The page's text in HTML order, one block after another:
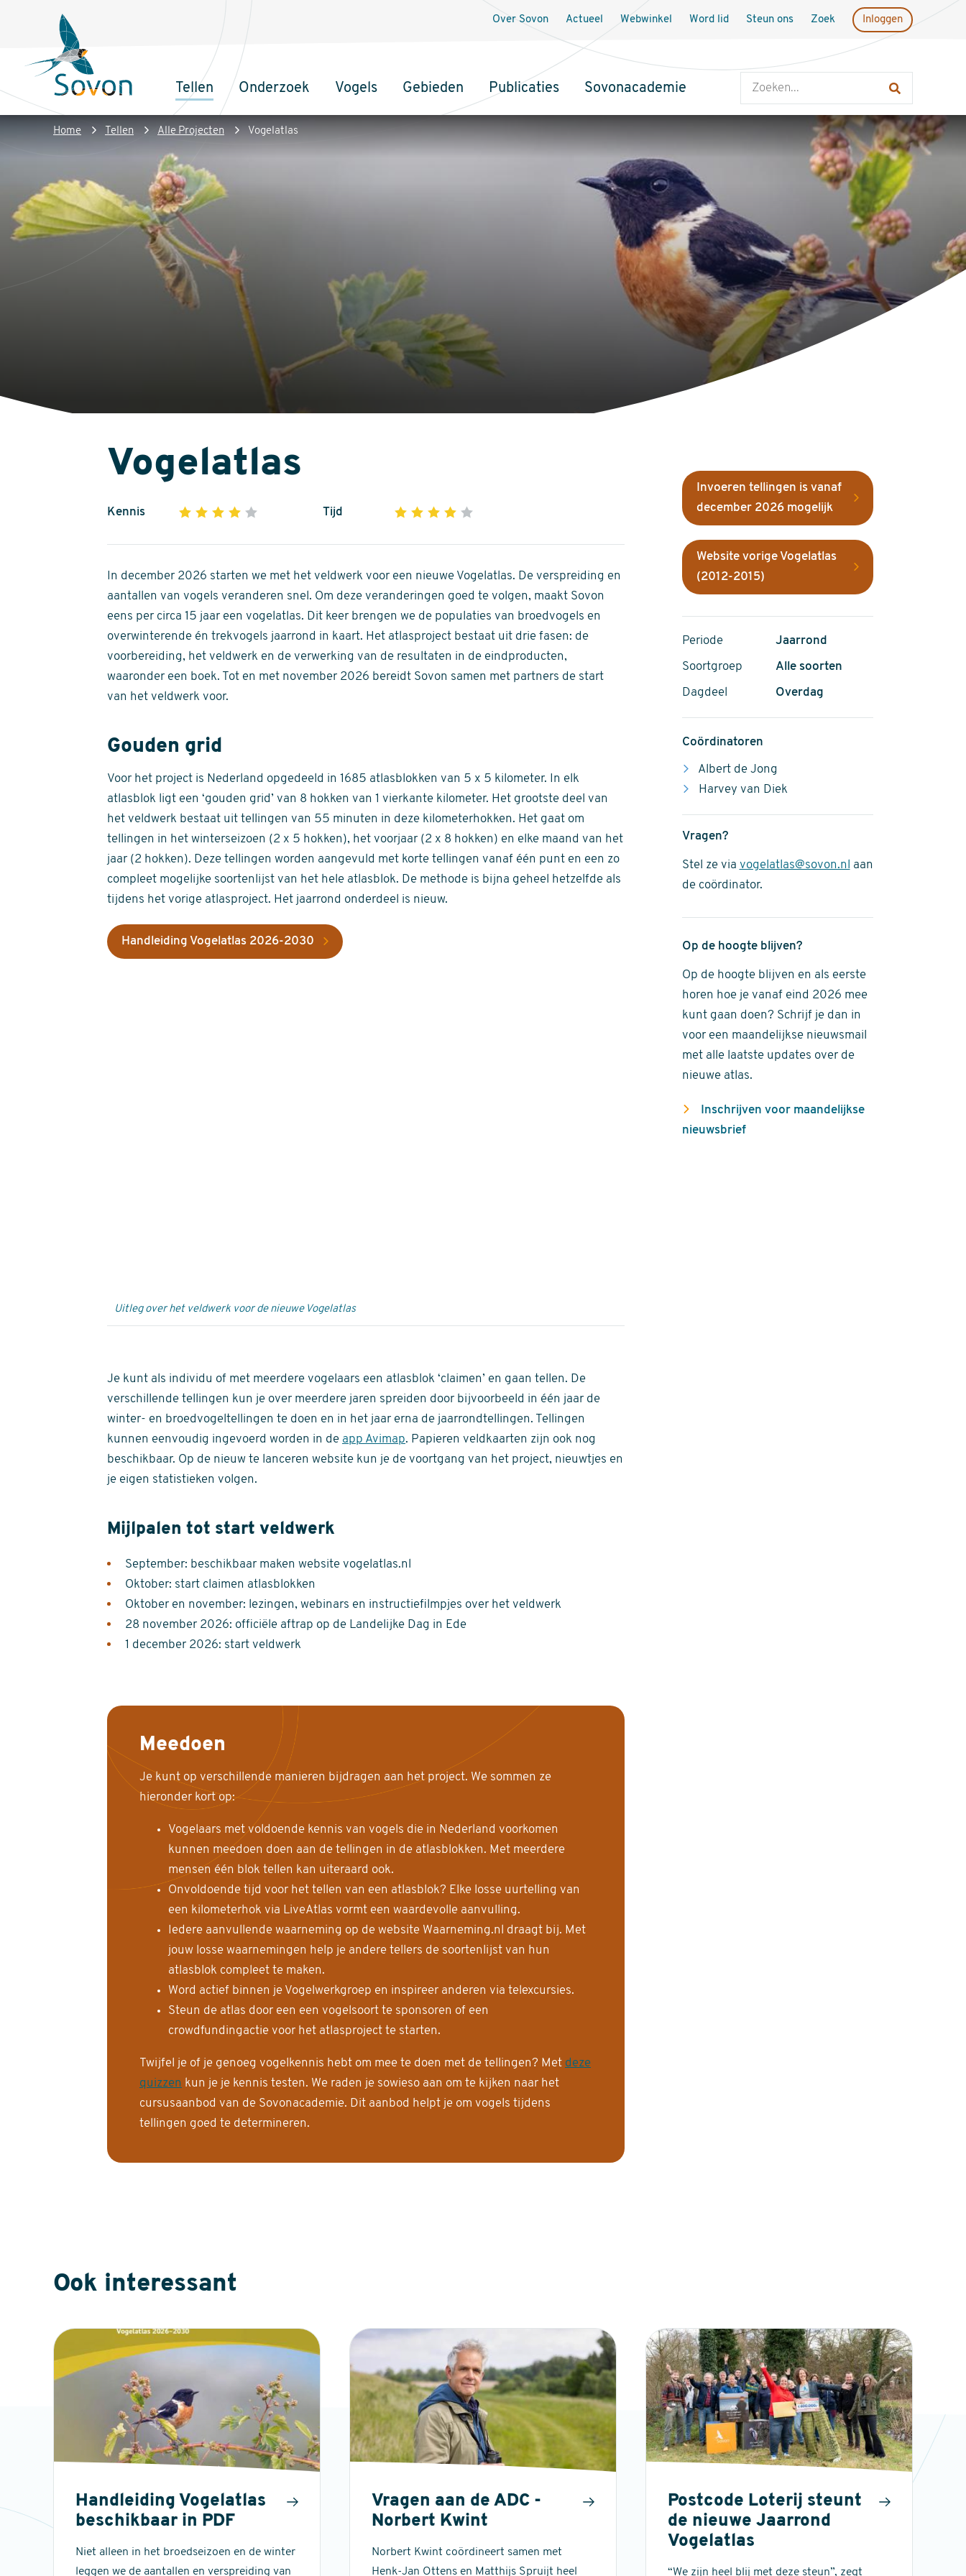
inhoud
Sovon
Homepage
Hoofdnavigatie
Tellen Onderzoek Vogels Gebieden Publicaties Sovonacademie
Over Sovon Actueel Webwinkel Word lid Steun ons Zoek Inloggen
Kruimelpad
Home Tellen Alle Projecten Vogelatlas
Vogelatlas
Kennis 1 2 3 4
of
5
stars
Tijd 1 2 3 4
of
5
stars
In december 2026 starten we met het veldwerk voor een nieuwe Vogelatlas. De verspreiding en
aantallen van vogels veranderen snel. Om deze veranderingen goed te volgen, maakt Sovon
eens per circa 15 jaar een vogelatlas. Dit keer brengen we de populaties van broedvogels en
overwinterende én trekvogels jaarrond in kaart. Het atlasproject bestaat uit drie fasen: de
voorbereiding, het veldwerk en de verwerking van de resultaten in de eindproducten,
waaronder een boek. Tot en met november 2026 bereidt Sovon samen met partners de start
van het veldwerk voor.
Gouden grid
Voor het project is Nederland opgedeeld in 1685 atlasblokken van 5 x 5 kilometer. In elk
atlasblok ligt een ‘gouden grid’ van 8 hokken van 1 vierkante kilometer. Het grootste deel van
het veldwerk bestaat uit tellingen van 55 minuten in deze kilometerhokken. Het gaat om
tellingen in het winterseizoen (2 x 5 hokken), het voorjaar (2 x 8 hokken) en elke maand van het
jaar (2 hokken). Deze tellingen worden aangevuld met korte tellingen vanaf één punt en een zo
compleet mogelijke soortenlijst van het hele atlasblok. De methode is bijna geheel hetzelfde als
tijdens het vorige atlasproject. Het jaarrond onderdeel is nieuw.
Handleiding Vogelatlas 2026-2030
Uitleg over het veldwerk voor de nieuwe Vogelatlas
Je kunt als individu of met meerdere vogelaars een atlasblok ‘claimen’ en gaan tellen. De
verschillende tellingen kun je over meerdere jaren spreiden door bijvoorbeeld in één jaar de
winter- en broedvogeltellingen te doen en in het jaar erna de jaarrondtellingen. Tellingen
kunnen eenvoudig ingevoerd worden in de app Avimap. Papieren veldkaarten zijn ook nog
beschikbaar. Op de nieuw te lanceren website kun je de voortgang van het project, nieuwtjes en
je eigen statistieken volgen.
Mijlpalen tot start veldwerk
September: beschikbaar maken website vogelatlas.nl
Oktober: start claimen atlasblokken
Oktober en november: lezingen, webinars en instructiefilmpjes over het veldwerk
28 november 2026: officiële aftrap op de Landelijke Dag in Ede
1 december 2026: start veldwerk
Meedoen
Je kunt op verschillende manieren bijdragen aan het project. We sommen ze
hieronder kort op:
Vogelaars met voldoende kennis van vogels die in Nederland voorkomen
kunnen meedoen doen aan de tellingen in de atlasblokken. Met meerdere
mensen één blok tellen kan uiteraard ook.
Onvoldoende tijd voor het tellen van een atlasblok? Elke losse uurtelling van
een kilometerhok via LiveAtlas vormt een waardevolle aanvulling.
Iedere aanvullende waarneming op de website Waarneming.nl draagt bij. Met
jouw losse waarnemingen help je andere tellers de soortenlijst van hun
atlasblok compleet te maken.
Word actief binnen je Vogelwerkgroep en inspireer anderen via telexcursies.
Steun de atlas door een een vogelsoort te sponsoren of een
crowdfundingactie voor het atlasproject te starten.
Twijfel je of je genoeg vogelkennis hebt om mee te doen met de tellingen? Met deze
quizzen kun je je kennis testen. We raden je sowieso aan om te kijken naar het
cursusaanbod van de Sovonacademie. Dit aanbod helpt je om vogels tijdens
tellingen goed te determineren.
Invoeren tellingen is vanaf
december 2026 mogelijk
Website vorige Vogelatlas
(2012-2015)
Periode Jaarrond
Soortgroep Alle soorten
Dagdeel Overdag
Coördinatoren
Albert de Jong
Harvey van Diek
Vragen?
Stel ze via vogelatlas@sovon.nl
aan
de coördinator.
Op de hoogte blijven?
Op de hoogte blijven en als eerste
horen hoe je vanaf eind 2026 mee
kunt gaan doen? Schrijf je dan in
voor een maandelijkse nieuwsmail
met alle laatste updates over de
nieuwe atlas.
Inschrijven voor maandelijkse
nieuwsbrief
Ook interessant
Handleiding Vogelatlas
beschikbaar in PDF
Niet alleen in het broedseizoen en de winter
leggen we de aantallen en verspreiding van
Vragen aan de ADC -
Norbert Kwint
Norbert Kwint coördineert samen met
Henk-Jan Ottens en Matthijs Spruijt heel
Postcode Loterij steunt
de nieuwe Jaarrond
Vogelatlas
“We zijn heel blij met deze steun”, zegt